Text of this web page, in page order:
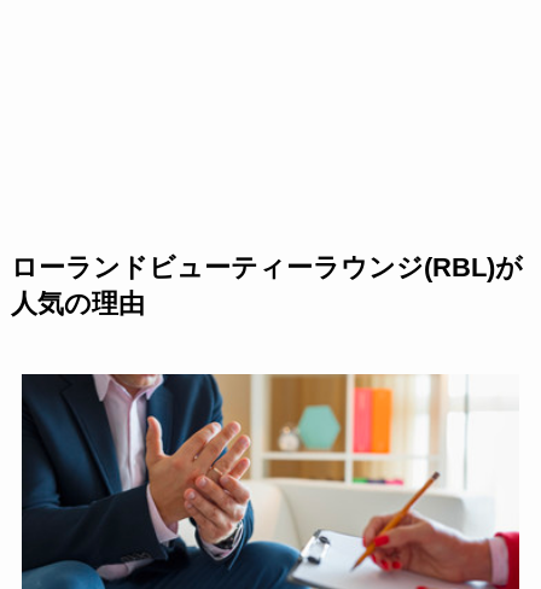
ローランドビューティーラウンジ(RBL)が
人気の理由